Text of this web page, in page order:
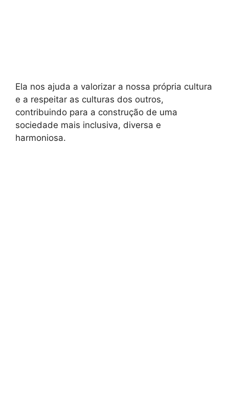
Ela nos ajuda a valorizar a nossa própria cultura
e a respeitar as culturas dos outros,
contribuindo para a construção de uma
sociedade mais inclusiva, diversa e
harmoniosa.